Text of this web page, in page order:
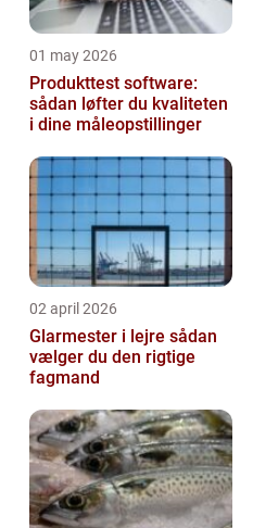
01 may 2026
Produkttest software:
sådan løfter du kvaliteten
i dine måleopstillinger
02 april 2026
Glarmester i lejre sådan
vælger du den rigtige
fagmand